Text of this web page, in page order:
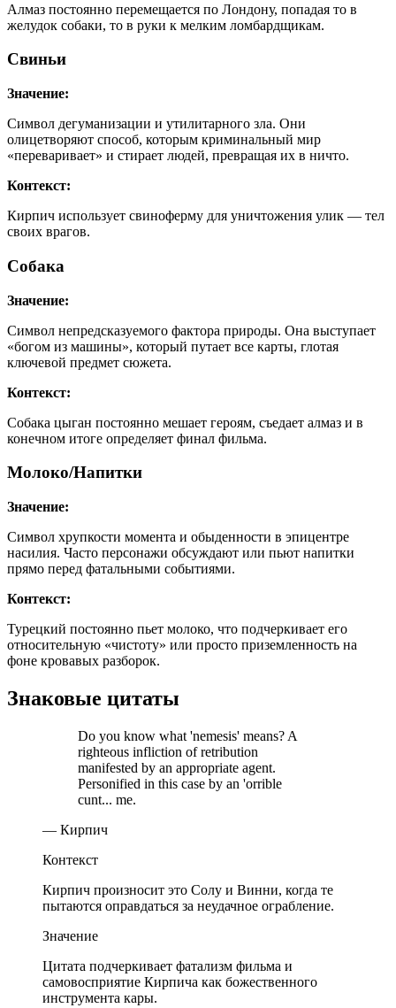
Алмаз постоянно перемещается по Лондону, попадая то в
желудок собаки, то в руки к мелким ломбардщикам.
Свиньи
Значение:
Символ дегуманизации и утилитарного зла. Они
олицетворяют способ, которым криминальный мир
«переваривает» и стирает людей, превращая их в ничто.
Контекст:
Кирпич использует свиноферму для уничтожения улик — тел
своих врагов.
Собака
Значение:
Символ непредсказуемого фактора природы. Она выступает
«богом из машины», который путает все карты, глотая
ключевой предмет сюжета.
Контекст:
Собака цыган постоянно мешает героям, съедает алмаз и в
конечном итоге определяет финал фильма.
Молоко/Напитки
Значение:
Символ хрупкости момента и обыденности в эпицентре
насилия. Часто персонажи обсуждают или пьют напитки
прямо перед фатальными событиями.
Контекст:
Турецкий постоянно пьет молоко, что подчеркивает его
относительную «чистоту» или просто приземленность на
фоне кровавых разборок.
Знаковые цитаты
Do you know what 'nemesis' means? A
righteous infliction of retribution
manifested by an appropriate agent.
Personified in this case by an 'orrible
cunt... me.
— Кирпич
Контекст
Кирпич произносит это Солу и Винни, когда те
пытаются оправдаться за неудачное ограбление.
Значение
Цитата подчеркивает фатализм фильма и
самовосприятие Кирпича как божественного
инструмента кары.